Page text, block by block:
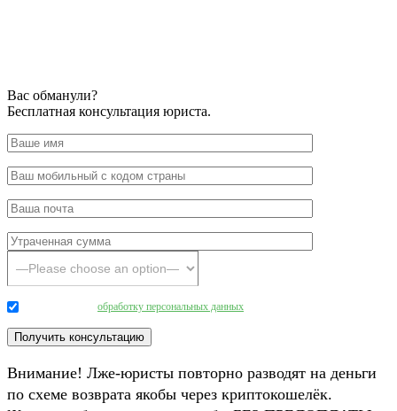
Вас обманули?
Бесплатная консультация юриста.
обработку персональных данных
Внимание! Лже-юристы повторно разводят на деньги
по схеме возврата якобы через криптокошелёк.